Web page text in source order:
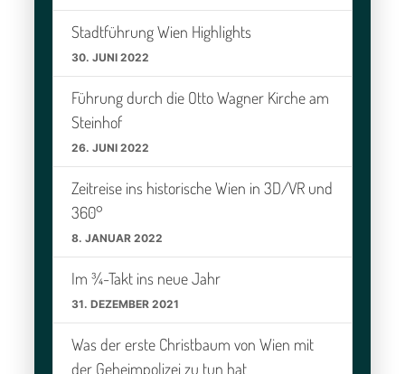
Stadtführung Wien Highlights
30. JUNI 2022
Führung durch die Otto Wagner Kirche am
Steinhof
26. JUNI 2022
Zeitreise ins historische Wien in 3D/VR und
360°
8. JANUAR 2022
Im ¾-Takt ins neue Jahr
31. DEZEMBER 2021
Was der erste Christbaum von Wien mit
der Geheimpolizei zu tun hat